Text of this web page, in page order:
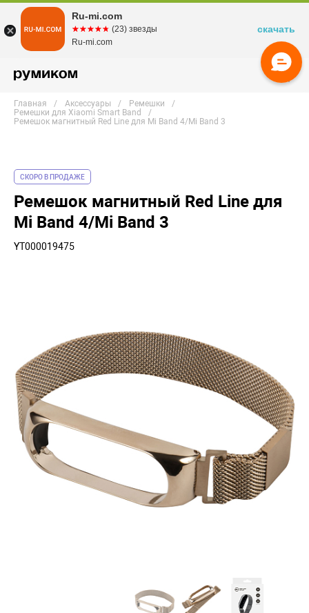
Главная Аксессуары
Ремешки
Ремешки для Xiaomi Smart Band
Ремешок магнитный Red Line для Mi Band 4/Mi Band 3
СКОРО В ПРОДАЖЕ
Ремешок магнитный Red Line для
Mi Band 4/Mi Band 3
YT000019475
Ru-mi.com
☆☆☆☆☆
★★★★★ (23) звезды
Ru-mi.com
скачать